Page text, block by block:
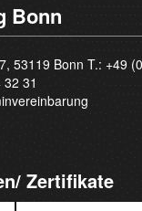
Bonn
53119 Bonn T.: +49
31
Zertifikate